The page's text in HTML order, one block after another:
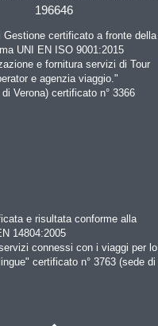
196646
Gestione certificato a fronte della
UNI EN ISO 9001:2015
e fornitura servizi di Tour
e agenzia viaggio."
Verona) certificato n° 3366
e risultata conforme alla
14804:2005
connessi con i viaggi per lo
certificato n° 3763 (sede di